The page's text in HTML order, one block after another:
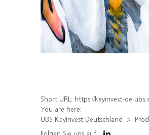
Short URL: https://keyinvest-de.ubs.com/produkt/detail/index/
You are here:
UBS KeyInvest Deutschland
Folgen Sie uns auf